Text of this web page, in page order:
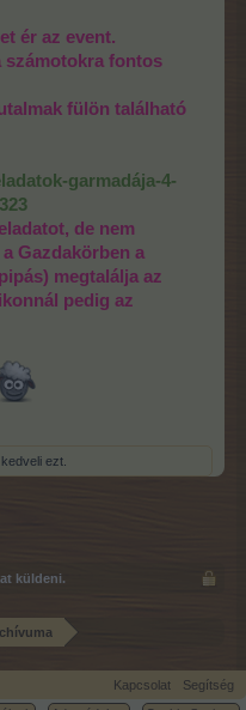
ér az event.
számotokra fontos
fülön található
garmadája-4-
de nem
Gazdakörben a
megtalálja az
pedig az
kedveli ezt.
küldeni.
Kapcsolat
Segítség